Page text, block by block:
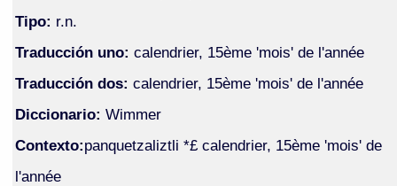
Tipo: r.n.
Traducción uno: calendrier, 15ème 'mois' de l'année
Traducción dos: calendrier, 15ème 'mois' de l'année
Diccionario: Wimmer
Contexto:panquetzaliztli *£ calendrier, 15ème 'mois' de
l'année